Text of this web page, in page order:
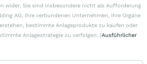
wider. Sie sind insbesondere nicht als Aufforderung
AG, ihre verbundenen Unternehmen, ihre Organe
bestimmte Anlageprodukte zu kaufen oder
Anlagestrategie zu verfolgen. (Ausführlicher